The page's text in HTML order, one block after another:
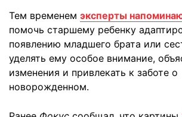
Тем временем эксперты
помочь старшему ребенку
появлению младшего брата или
уделять ему особое внимание,
изменения и привлекать к заботе о
новорожденном.